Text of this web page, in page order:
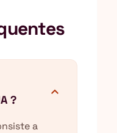
?
expand_more
a